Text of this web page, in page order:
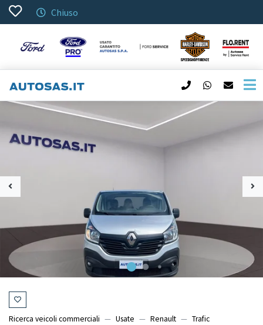
Chiuso
Ricerca veicoli commerciali Usate Renault Trafic